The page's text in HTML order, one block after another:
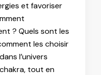
et favoriser
? Quels sont les
les choisir
l’univers
tout en